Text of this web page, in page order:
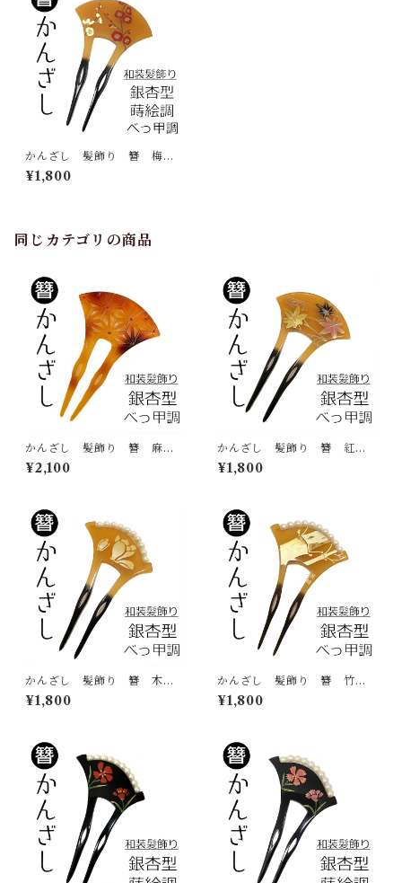
かんざし 髪飾り 簪 梅
べっ甲調 蒔絵調 銀杏型
バチ型 2本挿し ヘアアクセ
¥1,800
同じカテゴリの商品
かんざし 髪飾り 簪 麻の
葉 №04 べっ甲調 銀杏
型 バチ型 2本挿し ヘアア
¥2,100
かんざし 髪飾り 簪 紅
葉 流水 べっ甲調 蒔絵
調 銀杏型 バチ型 2本挿
¥1,800
かんざし 髪飾り 簪 木
蓮 べっ甲調 蒔絵調 パー
ル 銀杏型 バチ型 2本挿
¥1,800
かんざし 髪飾り 簪 竹
べっ甲調 蒔絵調 パール
銀杏型 バチ型 2本挿し ヘ
¥1,800